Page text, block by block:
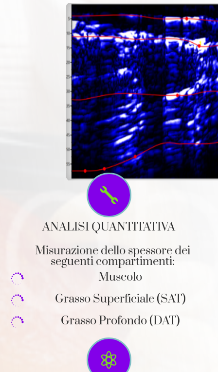

ANALISI QUANTITATIVA
Misurazione dello spessore dei
seguenti compartimenti:
 Muscolo
 Grasso Superficiale (SAT)
 Grasso Profondo (DAT)
